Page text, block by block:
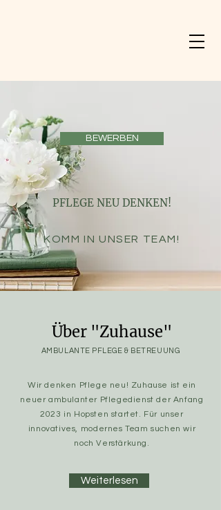
BEWERBEN
PFLEGE NEU DENKEN!
KOMM IN UNSER TEAM!
Über "Zuhause"
AMBULANTE PFLEGE & BETREUUNG
Wir denken Pflege neu! Zuhause ist ein
neuerambulanter Pflegedienst der Anfang
2023 in Hopsten startet. Für unser
innovatives, modernes Team suchen wir
nochVerstärkung.
Weiterlesen